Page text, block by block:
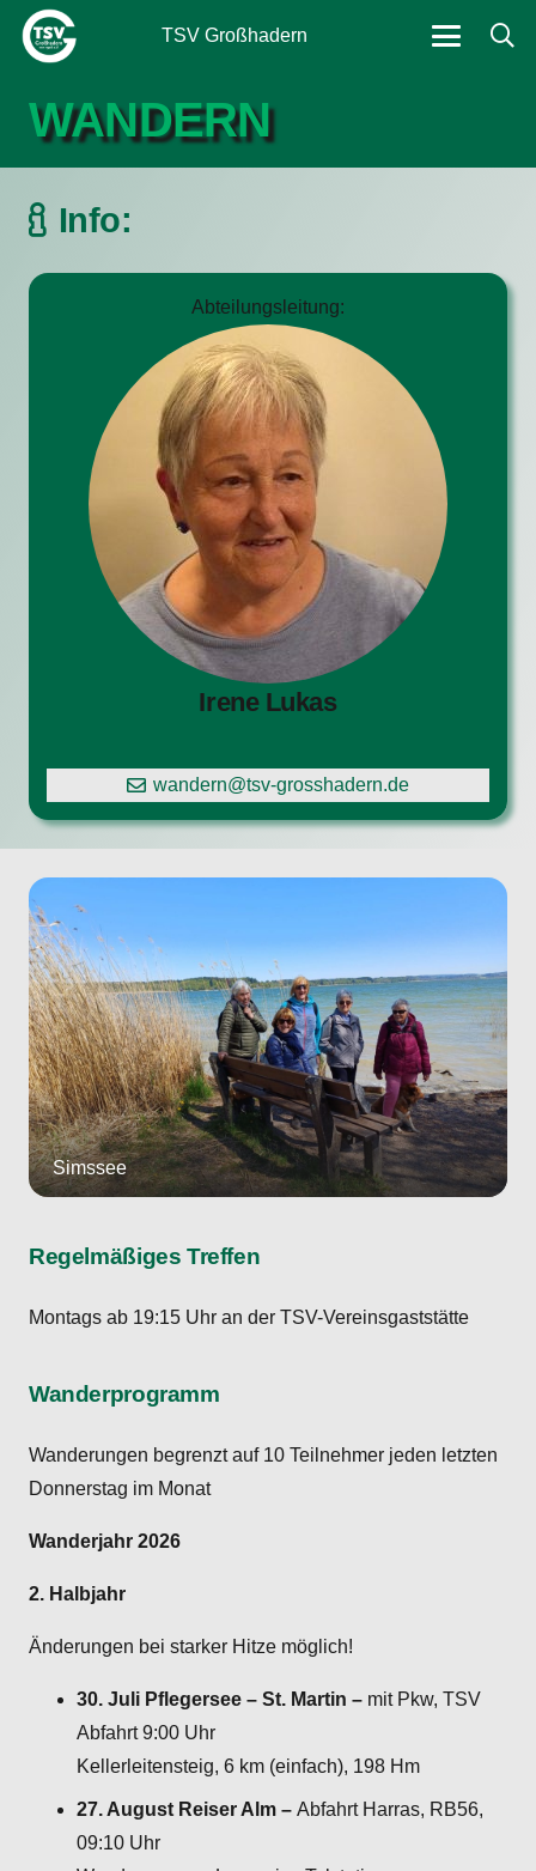
TSV Großhadern
WANDERN
Info:
Abteilungsleitung:
Irene Lukas
wandern@tsv-grosshadern.de
Simssee
Regelmäßiges Treffen
Montags ab 19:15 Uhr an der TSV-Vereinsgaststätte
Wanderprogramm
Wanderungen begrenzt auf 10 Teilnehmer jeden letzten
Donnerstag im Monat
Wanderjahr 2026
2. Halbjahr
Änderungen bei starker Hitze möglich!
30. Juli Pflegersee – St. Martin – mit Pkw, TSV
Abfahrt 9:00 Uhr
Kellerleitensteig, 6 km (einfach), 198 Hm
27. August Reiser Alm – Abfahrt Harras, RB56,
09:10 Uhr